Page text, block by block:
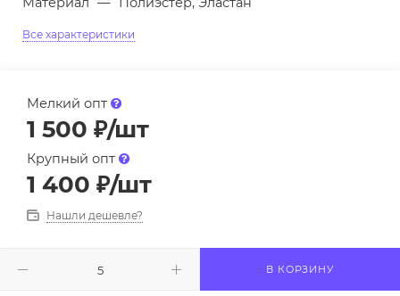
Все характеристики
Мелкий опт
1 500 ₽/шт
Крупный опт
1 400 ₽/шт
Нашли дешевле?
В КОРЗИНУ